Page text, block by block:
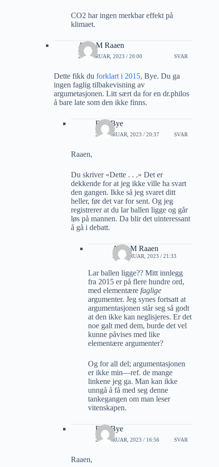
CO2 har ingen merkbar effekt på
klimaet.
Arne M Raaen
20 FEBRUAR, 2023 / 20:00 SVAR
Dette fikk du forklart i 2015, Bye. Du ga
ingen faglig tilbakevisning av
argumetasjonen. Litt sært da for en dr.philos
å bare late som den ikke finns.
Erik Bye
20 FEBRUAR, 2023 / 20:37 SVAR
Raaen,
Du skriver «Dette . . .» Det er
dekkende for at jeg ikke ville ha svart
den gangen. Ikke så jeg svaret ditt
heller, før det var for sent. Og jeg
registrerer at du lar ballen ligge og går
løs på mannen. Da blir det uinteressant
å gå i debatt.
Arne M Raaen
22 FEBRUAR, 2023 / 21:33
Lar ballen ligge?? Mitt innlegg
fra 2015 er på flere hundre ord,
med elementære faglige
argumenter. Jeg synes fortsatt at
argumentasjonen står seg så godt
at den ikke kan neglisjeres. Er det
noe galt med dem, burde det vel
kunne påvises med like
elementære argumenter?
Og for all del; argumentasjonen
er ikke min—ref. de mange
linkene jeg ga. Man kan ikke
unngå å få med seg denne
tankegangen om man leser
vitenskapen.
Erik Bye
23 FEBRUAR, 2023 / 16:56 SVAR
Raaen,